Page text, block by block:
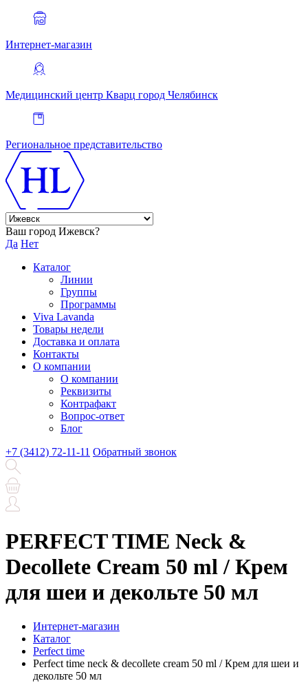
Интернет-магазин
Медицинский центр Кварц город Челябинск
Региональное представительство
Ваш город Ижевск?
Да Нет
Каталог
Линии
Группы
Программы
Viva Lavanda
Товары недели
Доставка и оплата
Контакты
О компании
О компании
Реквизиты
Контрафакт
Вопрос-ответ
Блог
+7 (3412) 72-11-11 Обратный звонок
PERFECT TIME Neck &
Decollete Cream 50 ml / Крем
для шеи и декольте 50 мл
Интернет-магазин
Каталог
Perfect time
Perfect time neck & decollete cream 50 ml / Крем для шеи и
декольте 50 мл